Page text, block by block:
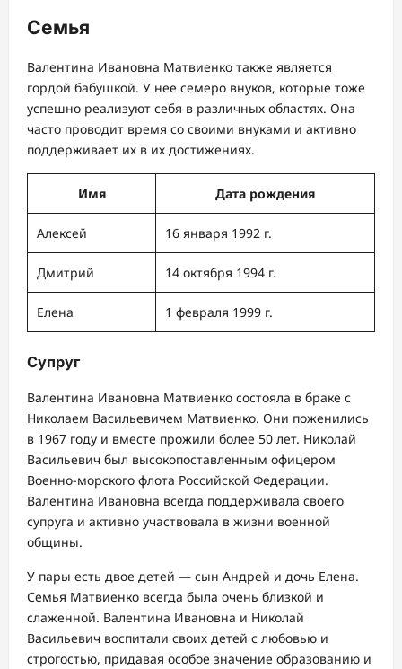
Семья
Валентина Ивановна Матвиенко также является
гордой бабушкой. У нее семеро внуков, которые тоже
успешно реализуют себя в различных областях. Она
часто проводит время со своими внуками и активно
поддерживает их в их достижениях.
Имя Дата рождения
Алексей 16 января 1992 г.
Дмитрий 14 октября 1994 г.
Елена 1 февраля 1999 г.
Супруг
Валентина Ивановна Матвиенко состояла в браке с
Николаем Васильевичем Матвиенко. Они поженились
в 1967 году и вместе прожили более 50 лет. Николай
Васильевич был высокопоставленным офицером
Военно-морского флота Российской Федерации.
Валентина Ивановна всегда поддерживала своего
супруга и активно участвовала в жизни военной
общины.
У пары есть двое детей — сын Андрей и дочь Елена.
Семья Матвиенко всегда была очень близкой и
слаженной. Валентина Ивановна и Николай
Васильевич воспитали своих детей с любовью и
строгостью, придавая особое значение образованию и